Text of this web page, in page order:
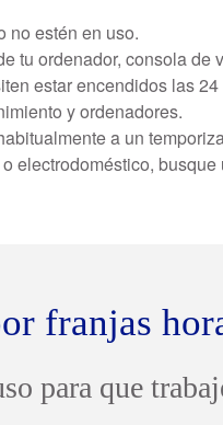
no estén en uso.
tu ordenador, consola de
estar encendidos las
y ordenadores.
a un
electrodoméstico,
franjas
para que